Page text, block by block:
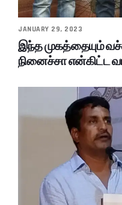
JANUARY 29, 2023
இந்த முகத்தையும்
நினைச்சா என்கிட்ட